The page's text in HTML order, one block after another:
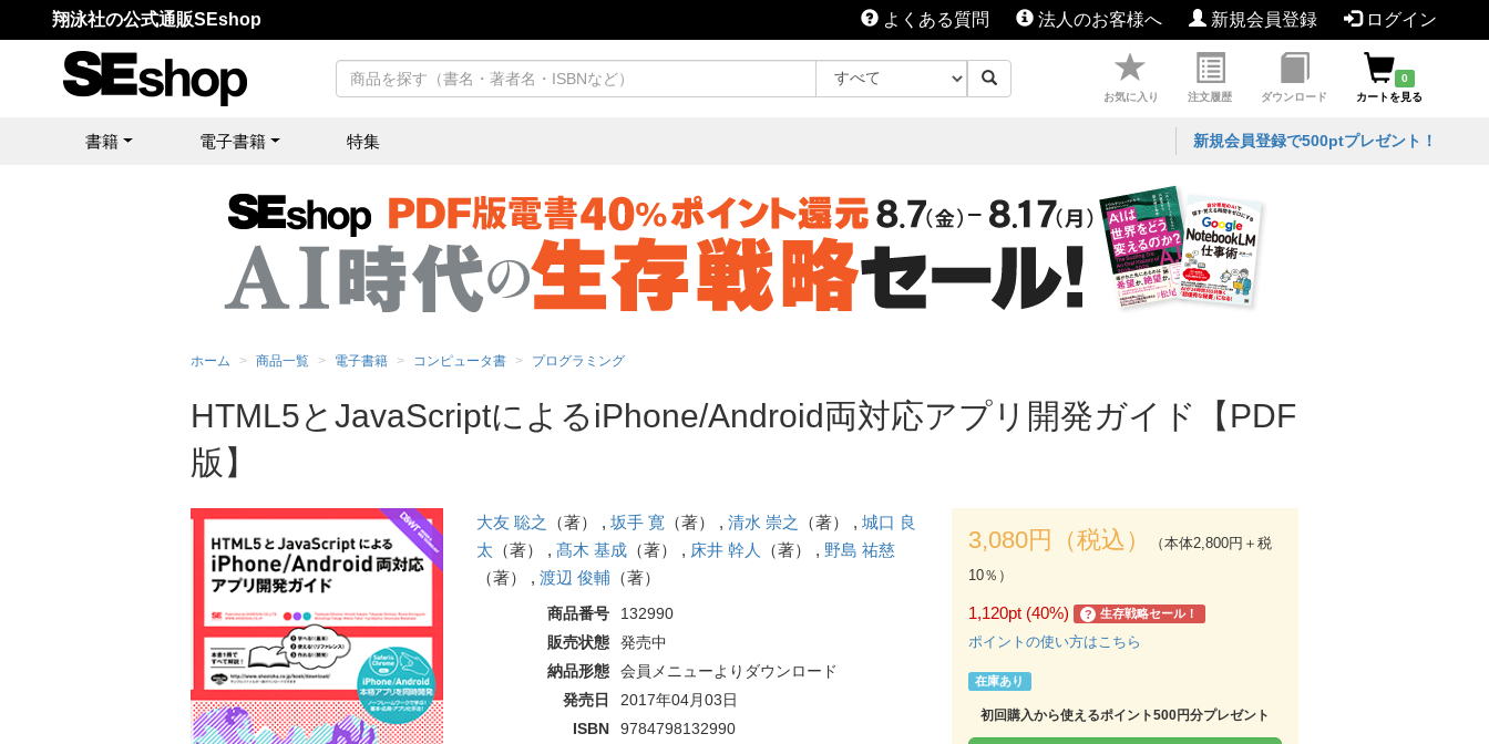
翔泳社の公式通販SEshop よくある質問 法人のお客様へ 新規会員登録 ログイン
お気に入り 注文履歴 ダウンロード
0
カートを見る
書籍 電子書籍 特集 新規会員登録で500ptプレゼント！
ホーム 商品一覧 電子書籍 コンピュータ書 プログラミング
HTML5とJavaScriptによるiPhone/Android両対応アプリ開発ガイド【PDF
版】
大友 聡之 （著） , 坂手 寛 （著） , 清水 崇之 （著） , 城口 良
太 （著） , 髙木 基成（著） , 床井 幹人 （著） , 野島 祐慈
（著） , 渡辺 俊輔（著）
商品番号
132990
販売状態
発売中
納品形態
会員メニューよりダウンロード
発売日
2017年04月03日
ISBN
9784798132990
3,080円（税込）
（本体2,800円＋税
10％）
1,120pt (40%) ? 生存戦略セール！
ポイントの使い方はこちら
在庫あり
初回購入から使えるポイント500円分プレゼント